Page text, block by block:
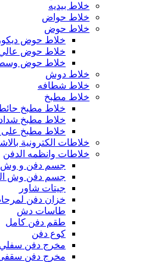
خلاط بيديه
خلاط حواض
خلاط حوض
خلاط حوض ديكور
خلاط حوض
خلاط حوض
خلاط دوش
خلاط شطافه
خلاط مطبخ
خلاط مطبخ
خلاط مطبخ
خلاط مطبخ
خلاطات الكترونية
خلاطات وانظمه الدفن
جسم دفن و وش
جسم دفن وش
جيتات شاور
خزان دفن
طاسات دش
طقم دفن كامل
كوع دفن
مخرج دفن سفلي
مخرج دفن